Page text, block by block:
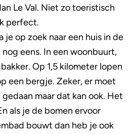
Le Val. Niet zo toeristisch
perfect.
op zoek naar een huis in de
eens. In een woonbuurt,
Op 1,5 kilometer lopen
een bergje. Zeker, er moet
maar dat kan ook. Het
als je de bomen ervoor
bouwt dan heb je ook